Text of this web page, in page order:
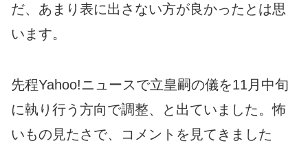
だ、あまり表に出さない方が良かったとは思
います。
先程Yahoo!ニュースで立皇嗣の儀を11月中旬
に執り行う方向で調整、と出ていました。怖
いもの見たさで、コメントを見てきました